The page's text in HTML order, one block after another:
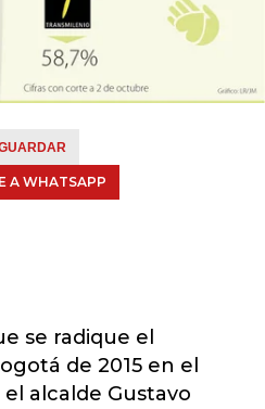
A WHATSAPP
se radique el
de 2015 en el
alcalde Gustavo